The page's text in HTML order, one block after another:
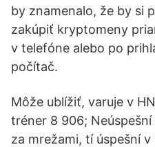
by znamenalo, že by si
zakúpiť kryptomeny
v telefóne alebo po
počítač.
Môže ublížiť, varuje v
tréner 8 906;
za mrežami, tí úspešní